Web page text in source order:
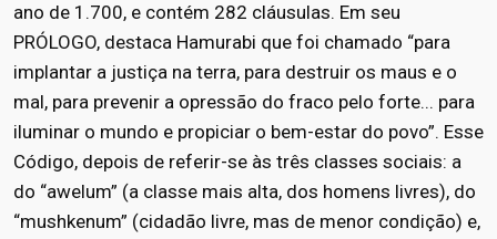
ano de 1.700, e contém 282 cláusulas. Em seu
PRÓLOGO, destaca Hamurabi que foi chamado “para
implantar a justiça na terra, para destruir os maus e o
mal, para prevenir a opressão do fraco pelo forte... para
iluminar o mundo e propiciar o bem-estar do povo”. Esse
Código, depois de referir-se às três classes sociais: a
do “awelum” (a classe mais alta, dos homens livres), do
“mushkenum” (cidadão livre, mas de menor condição) e,